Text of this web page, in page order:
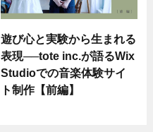
遊び心と実験から生まれる
表現──tote inc.が語るWix
Studioでの音楽体験サイ
ト制作【前編】